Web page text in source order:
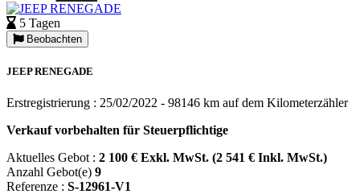
5 Tagen
Beobachten
JEEP RENEGADE
Erstregistrierung : 25/02/2022 - 98146 km auf dem Kilometerzähler
Verkauf vorbehalten für Steuerpflichtige
Aktuelles Gebot : 2 100 € Exkl. MwSt. (2 541 € Inkl. MwSt.)
Anzahl Gebot(e) 9
Referenze : S-12961-V1